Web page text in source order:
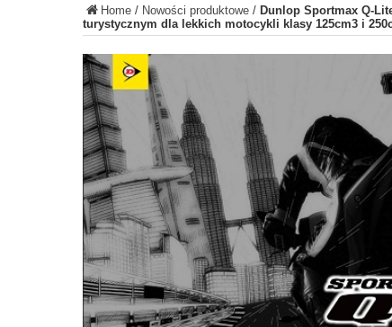
Home / Nowości produktowe / Dunlop Sportmax Q-
turystycznym dla lekkich motocykli klasy 125cm3 i